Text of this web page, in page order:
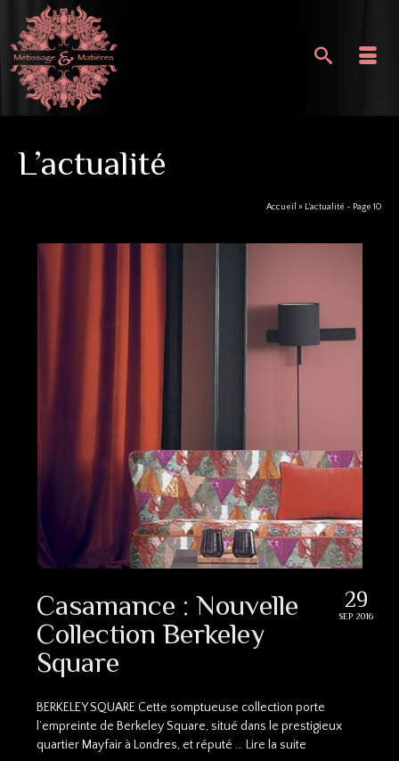
L’actualité
Accueil » L’actualité - Page 10
29
SEP 2016
Casamance : Nouvelle
Collection Berkeley
Square
BERKELEY SQUARE Cette somptueuse collection porte
l’empreinte de Berkeley Square, situé dans le prestigieux
quartier Mayfair à Londres, et réputé … Lire la suite